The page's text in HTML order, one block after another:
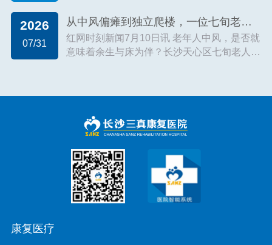
期，长沙梅溪湖三真康复医院收治了一位合并
脑梗、骨折、糖尿病等多种基础病... 【详细】
2026
07/31
从中风偏瘫到独立爬楼，一位七旬老人的康
红网时刻新闻7月10日讯 老年人中风，是否就
意味着余生与床为伴？长沙天心区七旬老人贺
康复医院通过系统康复训练，重新夺回...【详
康复医疗